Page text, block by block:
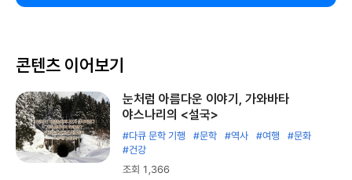
콘텐츠 이어보기
눈처럼 아름다운 이야기, 가와바타
야스나리의 <설국>
#다큐 문학 기행 #문학 #역사 #여행
#문화
#건강
조회 1,366